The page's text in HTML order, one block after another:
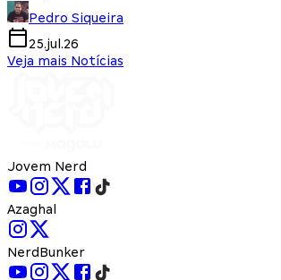
Pedro Siqueira
25.jul.26
Veja mais Notícias
Jovem Nerd
Azaghal
NerdBunker